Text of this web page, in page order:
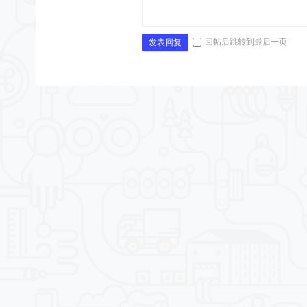
发表回复 回帖后跳转到最后一页